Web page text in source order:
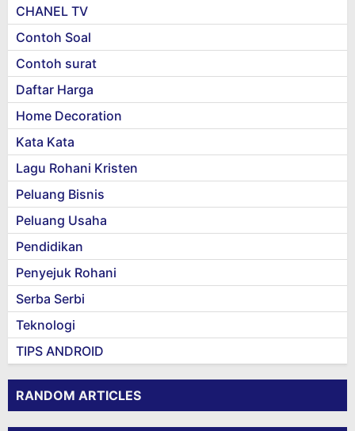
CHANEL TV
Contoh Soal
Contoh surat
Daftar Harga
Home Decoration
Kata Kata
Lagu Rohani Kristen
Peluang Bisnis
Peluang Usaha
Pendidikan
Penyejuk Rohani
Serba Serbi
Teknologi
TIPS ANDROID
RANDOM ARTICLES